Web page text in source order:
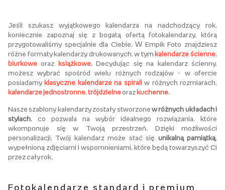
Jeśli szukasz wyjątkowego kalendarza na nadchodzący rok,
koniecznie zapoznaj się z bogatą ofertą fotokalendarzy, którą
przygotowaliśmy specjalnie dla Ciebie. W Empik Foto znajdziesz
różne formaty kalendarzy drukowanych, w tym kalendarze ścienne,
biurkowe oraz książkowe. Decydując się na kalendarz ścienny,
możesz wybrać spośród wielu różnych rodzajów - w ofercie
posiadamy klasyczne kalendarze na spiraliw różnych rozmiarach,
kalendarze jednostronne, trójdzielneoraz kuchenne.
Nasze szablony kalendarzy zostały stworzone w różnych układach i
stylach , co pozwala na wybór idealnego rozwiązania, które
wkomponuje się w Twoją przestrzeń. Dzięki możliwości
personalizacji, Twój kalendarz może stać się unikalną pamiątką
wypełnioną zdjęciami i wspomnieniami, które będą towarzyszyć Ci
przez cały rok.
Fotokalendarze standard i premium